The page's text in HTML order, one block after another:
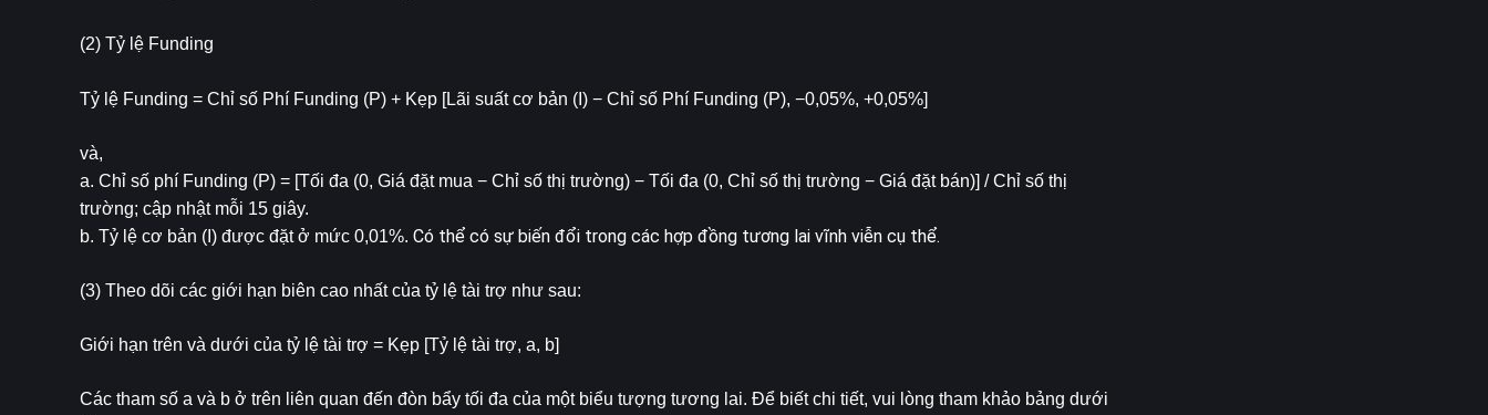
(2) Tỷ lệ Funding
Tỷ lệ Funding = Chỉ số Phí Funding (P) + Kẹp [Lãi suất cơ bản (I) − Chỉ số Phí Funding (P), −0,05%, +0,05%]
và,
a. Chỉ số phí Funding (P) = [Tối đa (0, Giá đặt mua − Chỉ số thị trường) − Tối đa (0, Chỉ số thị trường − Giá đặt bán)] / Chỉ số thị
trường; cập nhật mỗi 15 giây.
b. Tỷ lệ cơ bản (I) được đặt ở mức 0,01%. Có thể có sự biến đổi trong các hợp đồng tương lai vĩnh viễn cụ thể.
(3) Theo dõi các giới hạn biên cao nhất của tỷ lệ tài trợ như sau:
Giới hạn trên và dưới của tỷ lệ tài trợ = Kẹp [Tỷ lệ tài trợ, a, b]
Các tham số a và b ở trên liên quan đến đòn bẩy tối đa của một biểu tượng tương lai. Để biết chi tiết, vui lòng tham khảo bảng dưới